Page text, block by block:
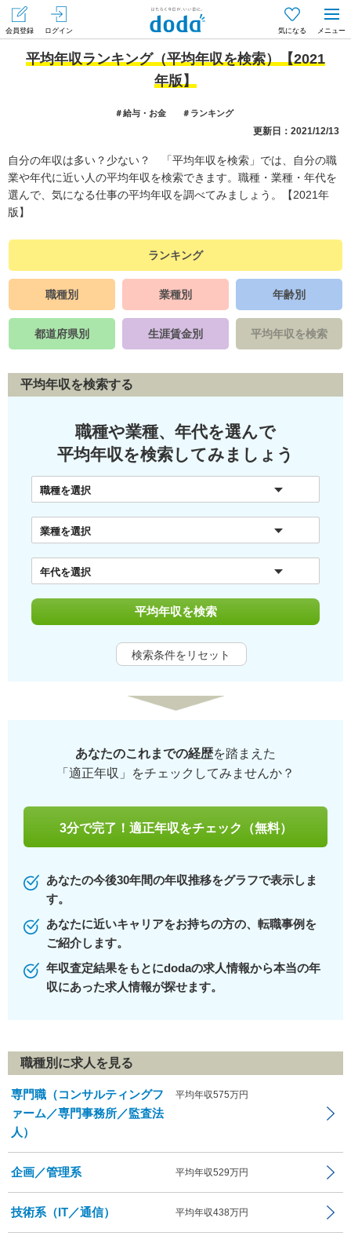
会員登録
ログイン
気になる
平均年収ランキング（平均年収を検索）【2021
年版】
＃給与・お金 ＃ランキング
更新日：2021/12/13
自分の年収は多い？少ない？ 「平均年収を検索」では、自分の職
業や年代に近い人の平均年収を検索できます。職種・業種・年代を
選んで、気になる仕事の平均年収を調べてみましょう。【2021年
版】
ランキング
職種別 業種別 年齢別
都道府県別 生涯賃金別 平均年収を検索
平均年収を検索する
職種や業種、年代を選んで
平均年収を検索してみましょう
職種を選択
業種を選択
年代を選択
平均年収を検索
検索条件をリセット
あなたのこれまでの経歴を踏まえた
「適正年収」をチェックしてみませんか？
3分で完了！適正年収をチェック（無料）
あなたの今後30年間の年収推移をグラフで表示しま
す。
あなたに近いキャリアをお持ちの方の、転職事例を
ご紹介します。
年収査定結果をもとにdodaの求人情報から本当の年
収にあった求人情報が探せます。
職種別に求人を見る
専門職（コンサルティングフ
ァーム／専門事務所／監査法
人）
平均年収575万円
企画／管理系 平均年収529万円
技術系（IT／通信） 平均年収438万円